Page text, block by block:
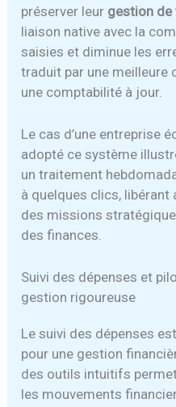
préserver leur gestion
liaison native avec la
saisies et diminue les
traduit par une meilleure
une comptabilité à jour.
Le cas d’une entreprise
adopté ce système
un traitement
à quelques clics,
des missions
des finances.
Suivi des dépenses et
gestion rigoureuse
Le suivi des dépenses
pour une gestion
des outils intuitifs
les mouvements